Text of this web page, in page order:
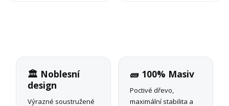
🏛️ Noblesní
design
Výrazné soustružené
🧱 100% Masiv
Poctivé dřevo,
maximální stabilita a